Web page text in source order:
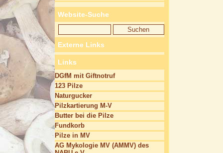
Website-Suche
Externe Links
Links
DGfM mit Giftnotruf
123 Pilze
Naturgucker
Pilzkartierung M-V
Butter bei die Pilze
Fundkorb
Pilze in MV
AG Mykologie MV (AMMV) des